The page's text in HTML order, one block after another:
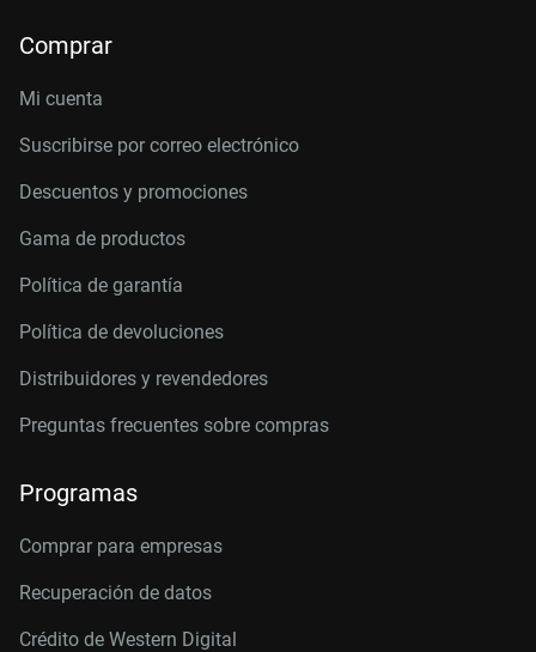
Comprar
Mi cuenta
Suscribirse por correo electrónico
Descuentos y promociones
Gama de productos
Política de garantía
Política de devoluciones
Distribuidores y revendedores
Preguntas frecuentes sobre compras
Programas
Comprar para empresas
Recuperación de datos
Crédito de Western Digital